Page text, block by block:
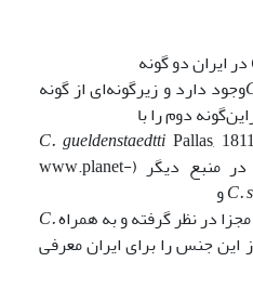
وجود دارد و زیرگونه‌ای از گونه
دوم را با
C. gueldenstaedttiPallas, 1811
مترادف می‌دانند درحالی‌که در منبع دیگر (www.planet-
C.و
در نظر گرفته و به همراهC.
این جنس را برای ایران معرفی